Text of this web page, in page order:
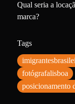
Qual seria a
marca?
Tags
fotógrafalisboa
posicionamento